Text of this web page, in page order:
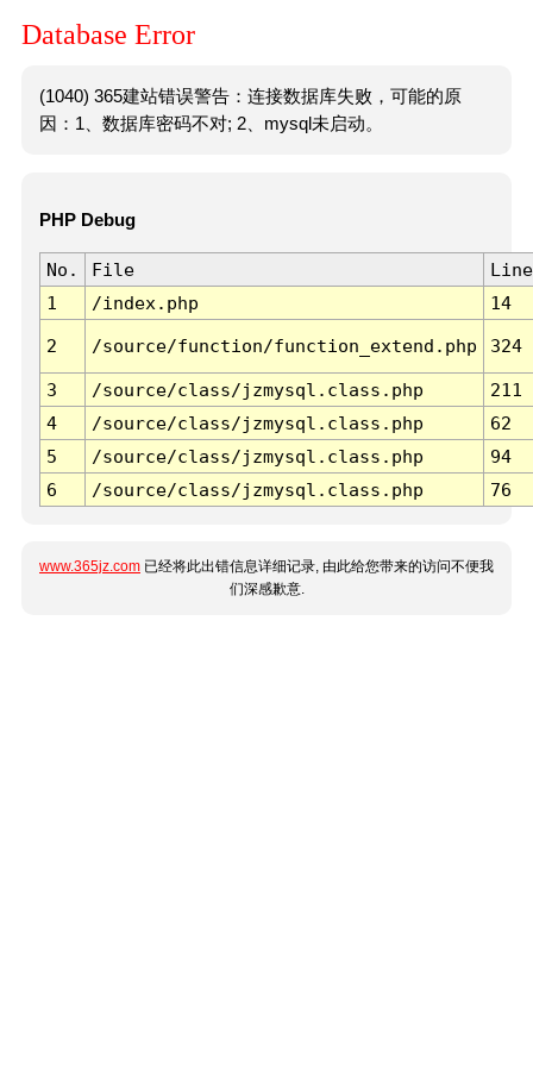
Database Error
(1040) 365建站错误警告：连接数据库失败，可能的原
因：1、数据库密码不对; 2、mysql未启动。
PHP Debug
No. File
Line
1
/index.php 14
2 /source/function/function_extend.php 324
3 /source/class/jzmysql.class.php
211
4
/source/class/jzmysql.class.php
62
5
/source/class/jzmysql.class.php
94
6
/source/class/jzmysql.class.php 76
www.365jz.com 已经将此出错信息详细记录, 由此给您带来的访问不便我
们深感歉意.